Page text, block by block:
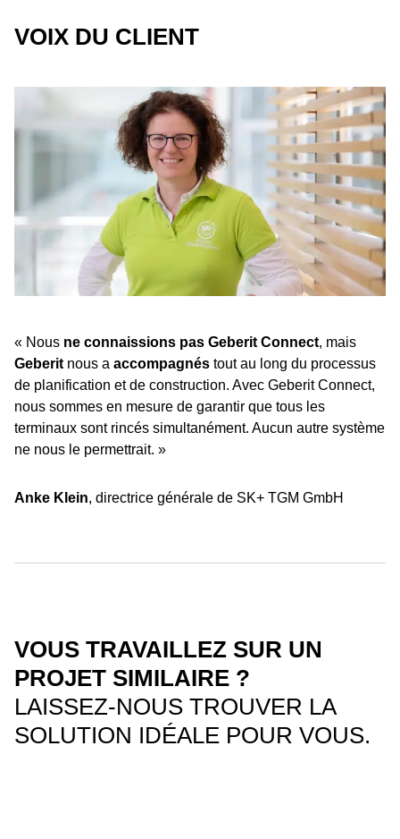
VOIX DU CLIENT
« Nous ne connaissions pas Geberit Connect, mais
Geberit nous a accompagnés tout au long du processus
de planification et de construction. Avec Geberit Connect,
nous sommes en mesure de garantir que tous les
terminaux sont rincés simultanément. Aucun autre système
ne nous le permettrait. »
Anke Klein, directrice générale de SK+ TGM GmbH
VOUS TRAVAILLEZ SUR UN
PROJET SIMILAIRE ?
LAISSEZ-NOUS TROUVER LA
SOLUTION IDÉALE POUR VOUS.